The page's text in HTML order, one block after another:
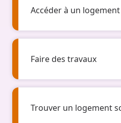
Accéder à un logement
Faire des travaux
Trouver un logement